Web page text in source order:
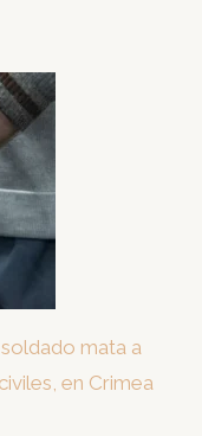
soldado mata a
en Crimea